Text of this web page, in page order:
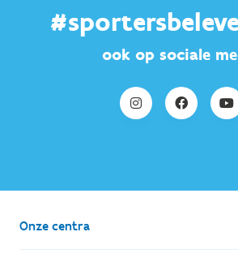
ook op sociale
Onze centra